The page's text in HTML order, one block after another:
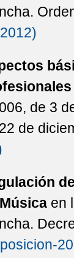
de 3
de
en